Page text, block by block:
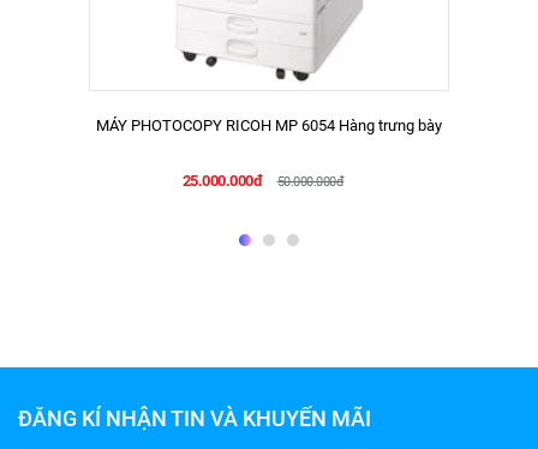
MÁY PHOTOCOPY RICOH MP 6054 Hàng trưng bày
25.000.000đ 50.000.000đ
ĐĂNG KÍ NHẬN TIN VÀ KHUYẾN MÃI